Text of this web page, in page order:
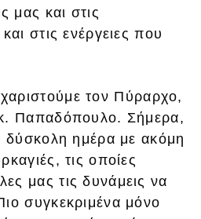
μας και στις
στις ενέργειες που
τον Πύραρχο,
Παπαδόπουλο. Σήμερα,
δύσκολη ημέρα με ακόμη
τις οποίες
μας τις δυνάμεις να
συγκεκριμένα μόνο